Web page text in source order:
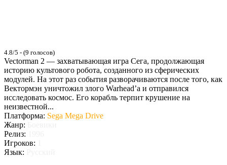
4.8/5 - (9 голосов)
Vectorman 2 — захватывающая игра Сега, продолжающая
историю культового робота, созданного из сферических
модулей. На этот раз события разворачиваются после того, как
Вектормэн уничтожил злого Warhead’а и отправился
исследовать космос. Его корабль терпит крушение на
неизвестной...
Платформа: Sega Mega Drive
Жанр:
Релиз:
Игроков:
Язык: